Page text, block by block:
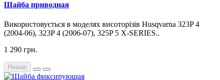
Шайба приводная
Використовується в моделях висоторізів Husqvarna 323P 4
(2004-06), 323P 4 (2006-07), 325P 5 X-SERIES..
1 290 грн.
Немає